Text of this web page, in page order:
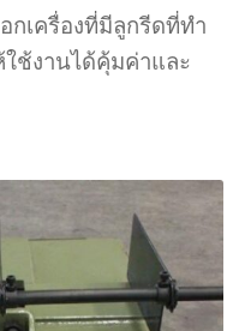
กเครื่องที่มีลูกรีดที่ทำ
ช้งานได้คุ้มค่าและ